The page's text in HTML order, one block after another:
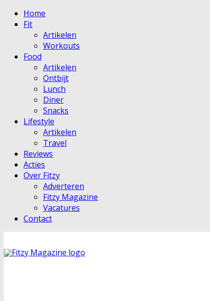
Home
Fit
Artikelen
Workouts
Food
Artikelen
Ontbijt
Lunch
Diner
Snacks
Lifestyle
Artikelen
Travel
Reviews
Acties
Over Fitzy
Adverteren
Fitzy Magazine
Vacatures
Contact